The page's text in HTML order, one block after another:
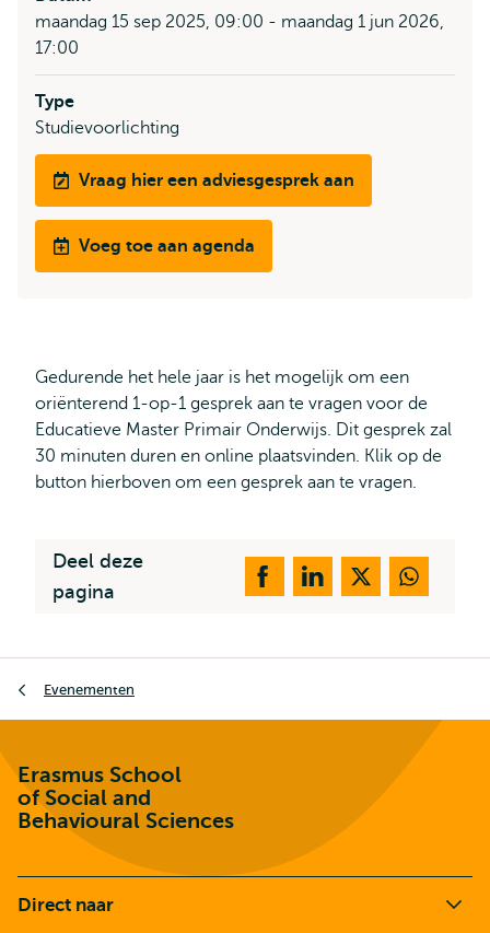
maandag 15 sep 2025, 09:00 - maandag 1 jun 2026,
17:00
Type
Studievoorlichting
Vraag hier een adviesgesprek aan
Voeg toe aan agenda
Gedurende het hele jaar is het mogelijk om een
oriënterend 1-op-1 gesprek aan te vragen voor de
Educatieve Master Primair Onderwijs. Dit gesprek zal
30 minuten duren en online plaatsvinden. Klik op de
button hierboven om een gesprek aan te vragen.
Deel deze
pagina
Evenementen
Erasmus School
of Social and
Behavioural Sciences
Direct naar